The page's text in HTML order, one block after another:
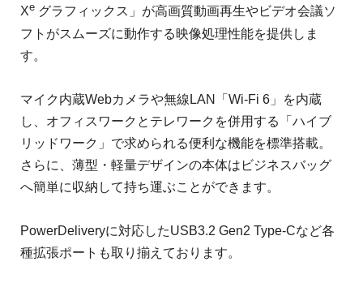
Xe グラフィックス」が高画質動画再生やビデオ会議ソ
フトがスムーズに動作する映像処理性能を提供しま
す。
マイク内蔵Webカメラや無線LAN「Wi-Fi 6」を内蔵
し、オフィスワークとテレワークを併用する「ハイブ
リッドワーク」で求められる便利な機能を標準搭載。
さらに、薄型・軽量デザインの本体はビジネスバッグ
へ簡単に収納して持ち運ぶことができます。
PowerDeliveryに対応したUSB3.2 Gen2 Type-Cなど各
種拡張ポートも取り揃えております。